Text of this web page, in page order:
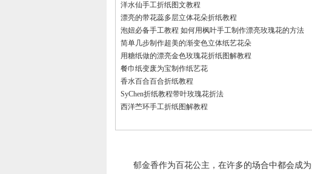
洋水仙手工折纸图文教程
漂亮的带花蕊多层立体花朵折纸教程
泡妞必备手工教程 如何用枫叶手工制作漂亮玫瑰花的方法
简单几步制作超美的渐变色立体纸艺花朵
用糖纸做的漂亮金色玫瑰花折纸图解教程
餐巾纸变废为宝制作纸艺花
香水百合百合折纸教程
SyChen折纸教程带叶玫瑰花折法
西洋苎环手工折纸图解教程
郁金香作为百花公主，在许多的场合中都会成